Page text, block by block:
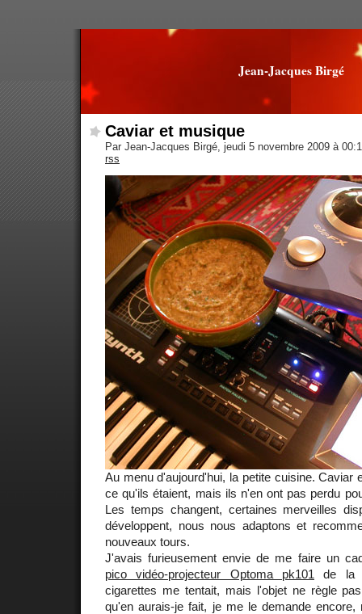
Jean-Jacques Birgé
Caviar et musique
Par Jean-Jacques Birgé, jeudi 5 novembre 2009 à
rss
Au menu d'aujourd'hui, la petite cuisine. Caviar
ce qu'ils étaient, mais ils n'en ont pas perdu
Les temps changent, certaines merveilles
développent, nous nous adaptons et
nouveaux tours.
J'avais furieusement envie de me faire un
pico vidéo-projecteur Optoma pk101 de la
cigarettes me tentait, mais l'objet ne règle
qu'en aurais-je fait, je me le demande